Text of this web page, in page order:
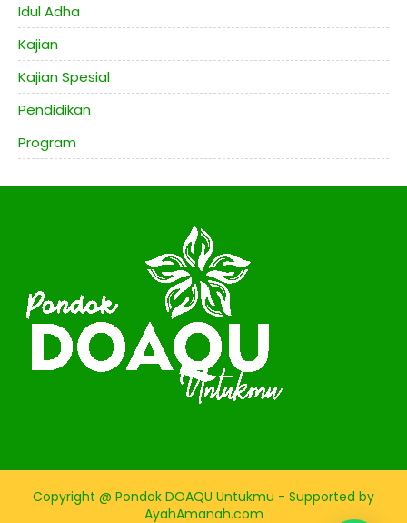
Idul Adha
Kajian
Kajian Spesial
Pendidikan
Program
Copyright @ Pondok DOAQU Untukmu - Supported by
AyahAmanah.com